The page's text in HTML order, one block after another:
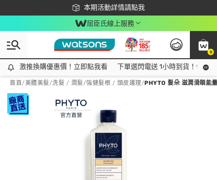
本期活動詳情請點我
下載app最高回饋$350
屈臣氏線上服務
0
激推換購優惠價！立即點我看
激推換購優惠價！立即點我看 下單選閃電送 1小時到貨！領神
首頁/美體美髮/洗髮 / 潤髮/強健髮根 / 頭皮護理/PHYTO 髮朵 滋潤滑順能